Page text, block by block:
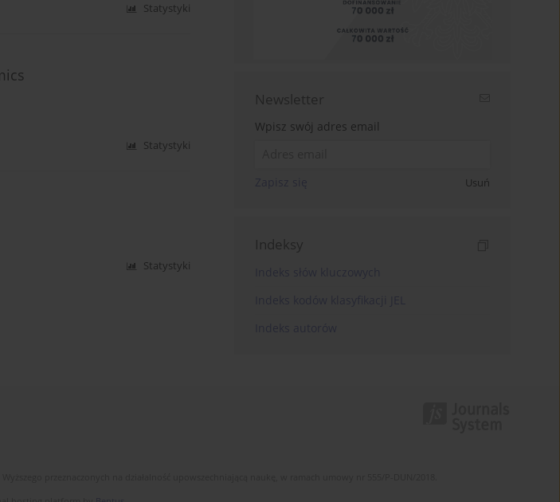
Statystyki
Statystyki
Statystyki
Newsletter
Wpisz swój adres email
Usuń
Indeksy